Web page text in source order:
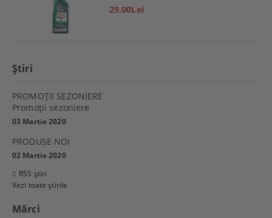
29.00Lei
Ştiri
PROMOŢII SEZONIERE
Promoţii sezoniere
03 Martie 2020
PRODUSE NOI
02 Martie 2020
RSS știri
Vezi toate știrile
Mărci